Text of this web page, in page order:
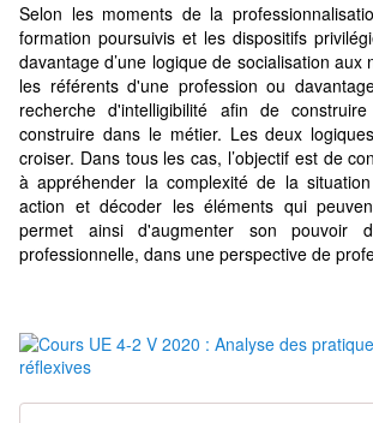
Selon les moments de la
formation poursuivis et les dispositifs
davantage d’une logique de socialisation aux
les référents d'une profession ou
recherche d'intelligibilité afin de
construire dans le métier. Les deux
croiser. Dans tous les cas, l’objectif est de
à appréhender la complexité de la
action et décoder les éléments qui
permet ainsi d'augmenter son pouvoir
professionnelle, dans une perspective de